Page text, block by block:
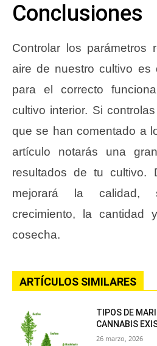
Conclusiones
Controlar los parámetros
aire de nuestro cultivo es
para el correcto
cultivo interior. Si
que se han comentado a
artículo notarás una
resultados de tu cultivo.
mejorará la calidad,
crecimiento, la cantidad
cosecha.
ARTÍCULOS SIMILARES
TIPOS DE
CANNABIS
26 marzo, 2026